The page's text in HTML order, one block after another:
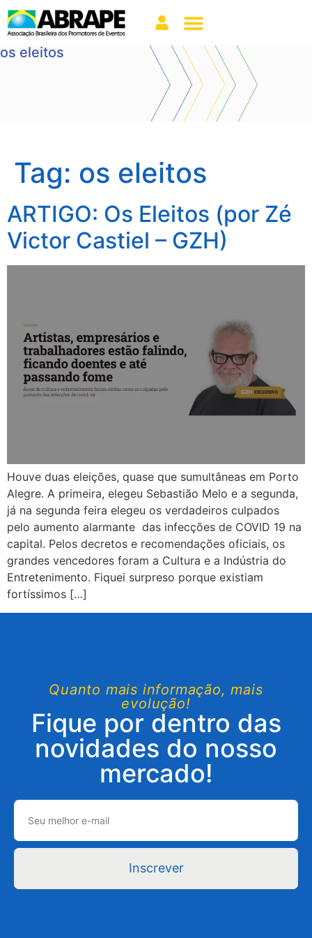
os eleitos
Tag: os eleitos
ARTIGO: Os Eleitos (por Zé
Victor Castiel – GZH)
Houve duas eleições, quase que sumultâneas em Porto
Alegre. A primeira, elegeu Sebastião Melo e a segunda,
já na segunda feira elegeu os verdadeiros culpados
pelo aumento alarmante das infecções de COVID 19 na
capital. Pelos decretos e recomendações oficiais, os
grandes vencedores foram a Cultura e a Indústria do
Entretenimento. Fiquei surpreso porque existiam
fortíssimos […]
Quanto mais informação, mais
evolução!
Fique por dentro das
novidades do nosso
mercado!
Inscrever